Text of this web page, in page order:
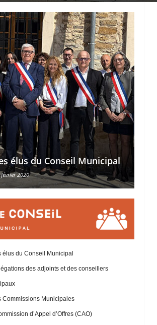
élus du Conseil Municipal
2020
du Conseil Municipal
des adjoints et des conseillers
Municipales
d’Appel d’Offres (CAO)